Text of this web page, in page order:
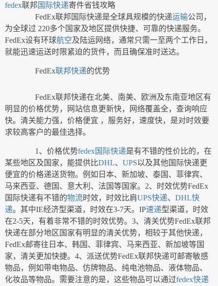
fedex联邦 国际快递寄件省钱攻略
FedEx联邦国际快递是全球具规模的快递运输公司，
为全球过 220多个国家及地区提供快捷、可靠的快递服务。
FedEx设有环球航空及陆运网络，通常只需一至两个工作日，
就能迅速运送时限紧迫的货件，而且确保准时送达。
FedEx联邦快递的优势
FedEx联邦快递在北美、南美、欧洲及东南亚地区有
明显的价格优势，网站信息更新快，网络覆盖全，查询响应
快。清关能力强，价格便宜 ，服务好，速度快，是对时效要
求较高客户的最佳选择。
1、价格优势fedex国际快递是有不错的性价比的，在
某些地区及国家，能提供比DHL、 UPS以及其他国际快递更
便宜的价格递送货物。例如日本、新加坡、泰国、菲律宾、
马来西亚、德国、意大利、法国等国家。2、时效优势FedEx
国际快递有不错的物流时效，时效比肩UPS快递、 DHL快
递。其中IE经济型渠道，时效在3-7天。IP速递型渠道，时效
在2-5天，有着非常不错的时效优势。3、清关优势FedEx联邦
快递在部分地区国家有明显的清关优势，相较于其他快递，
FedEx邮寄往日本、韩国、菲律宾、马来西亚、新加坡等国
家，清关更加快捷。4、派送优势FedEx联邦快递可邮寄敏感
物品，例如带电物品、仿牌物品、纯电池物品、液体物品、
化妆品等物品。需要注意的是，这些物品可以通过fedex快递